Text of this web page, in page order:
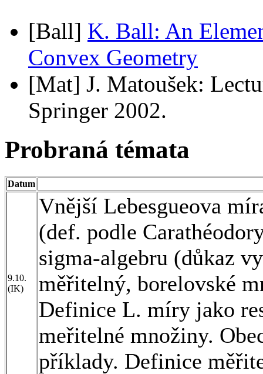
[Ball] K. Ball: An
Convex Geometry
[Mat] J. Matoušek:
Springer 2002.
Probraná témata
Datum
9.10.
(IK)
Vnější Lebesgueova
(def. podle
sigma-algebru (důkaz
měřitelný, borelovské
Definice L. míry jako
meřitelné množiny.
příklady. Definice